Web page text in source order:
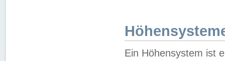
Ein Höhensystem ist